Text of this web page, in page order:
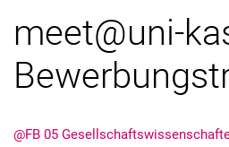
meet@uni-
@FB 05